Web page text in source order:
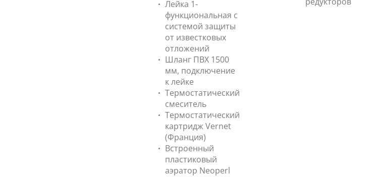
Лейка 1-
функциональная с
системой защиты
от известковых
отложений
Шланг ПВХ 1500
мм, подключение
к лейке
Термостатический
смеситель
Термостатический
картридж Vernet
(Франция)
Встроенный
пластиковый
аэратор Neoperl